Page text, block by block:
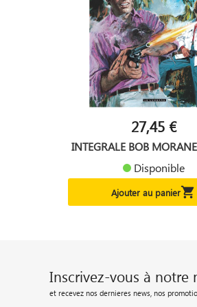
27,45 €
INTEGRALE BOB
Disponible
Ajouter au panier
Inscrivez-vous à notre
et recevez nos dernieres news, nos